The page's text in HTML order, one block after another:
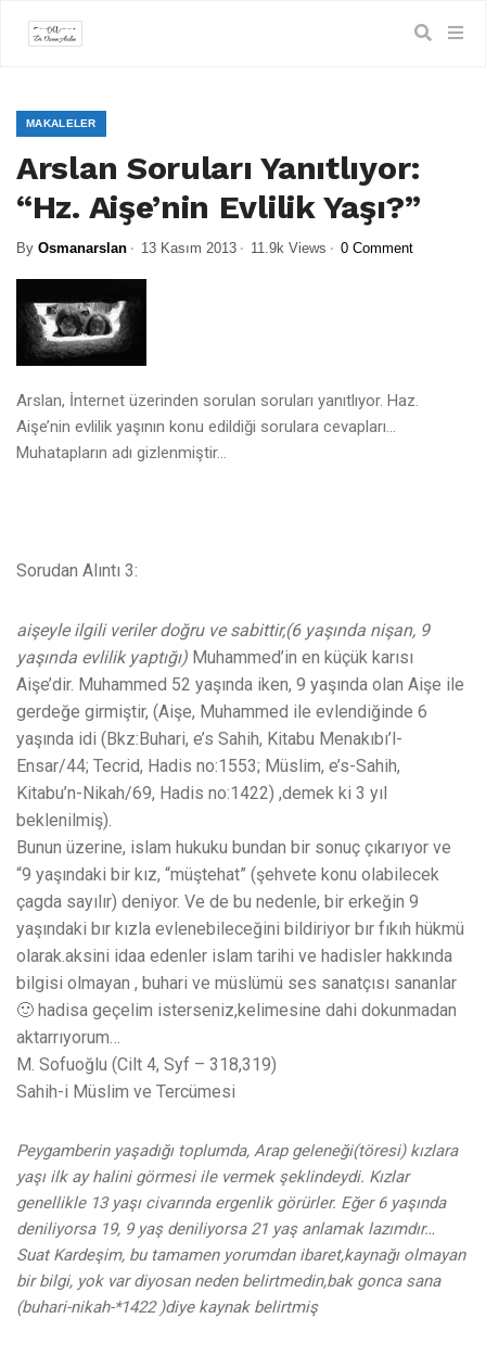
MAKALELER
Arslan Soruları Yanıtlıyor:
“Hz. Aişe’nin Evlilik Yaşı?”
By Osmanarslan 13 Kasım 2013 11.9k Views 0 Comment
Arslan, İnternet üzerinden sorulan soruları yanıtlıyor. Haz.
Aişe’nin evlilik yaşının konu edildiği sorulara cevapları…
Muhatapların adı gizlenmiştir…
Sorudan Alıntı 3:
aişeyle ilgili veriler doğru ve sabittir,(6 yaşında nişan, 9
yaşında evlilik yaptığı) Muhammed’in en küçük karısı
Aişe’dir. Muhammed 52 yaşında iken, 9 yaşında olan Aişe ile
gerdeğe girmiştir, (Aişe, Muhammed ile evlendiğinde 6
yaşında idi (Bkz:Buhari, e’s Sahih, Kitabu Menakıbı’l-
Ensar/44; Tecrid, Hadis no:1553; Müslim, e’s-Sahih,
Kitabu’n-Nikah/69, Hadis no:1422) ,demek ki 3 yıl
beklenilmiş).
Bunun üzerine, islam hukuku bundan bir sonuç çıkarıyor ve
“9 yaşındaki bir kız, “müştehat” (şehvete konu olabilecek
çagda sayılır) deniyor. Ve de bu nedenle, bir erkeğin 9
yaşındaki bır kızla evlenebileceğini bildiriyor bır fıkıh hükmü
olarak.aksini idaa edenler islam tarihi ve hadisler hakkında
bilgisi olmayan , buhari ve müslümü ses sanatçısı sananlar
🙂 hadisa geçelim isterseniz,kelimesine dahi dokunmadan
aktarrıyorum…
M. Sofuoğlu (Cilt 4, Syf – 318,319)
Sahih-i Müslim ve Tercümesi
Peygamberin yaşadığı toplumda, Arap geleneği(töresi) kızlara
yaşı ilk ay halini görmesi ile vermek şeklindeydi. Kızlar
genellikle 13 yaşı civarında ergenlik görürler. Eğer 6 yaşında
deniliyorsa 19, 9 yaş deniliyorsa 21 yaş anlamak lazımdır…
Suat Kardeşim, bu tamamen yorumdan ibaret,kaynağı olmayan
bir bilgi, yok var diyosan neden belirtmedin,bak gonca sana
(buhari-nikah-*1422 )diye kaynak belirtmiş